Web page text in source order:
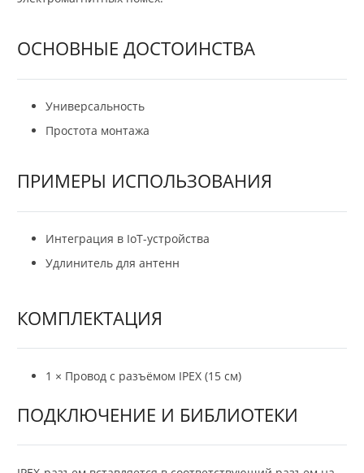
ОСНОВНЫЕ ДОСТОИНСТВА
Универсальность
Простота монтажа
ПРИМЕРЫ ИСПОЛЬЗОВАНИЯ
Интеграция в IoT-устройства
Удлинитель для антенн
КОМПЛЕКТАЦИЯ
1 × Провод с разъёмом IPEX (15 см)
ПОДКЛЮЧЕНИЕ И БИБЛИОТЕКИ